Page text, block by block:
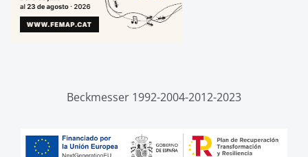
Beckmesser 1992-2004-2012-2023